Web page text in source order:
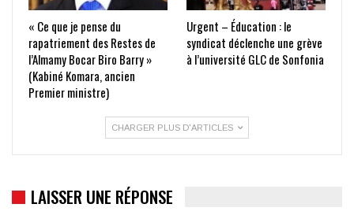
« Ce que je pense du
rapatriement des Restes de
l’Almamy Bocar Biro Barry »
(Kabiné Komara, ancien
Premier ministre)
Urgent – Éducation : le
syndicat déclenche une grève
à l’université GLC de Sonfonia
CHARGER PLUS D'ARTICLES
LAISSER UNE RÉPONSE